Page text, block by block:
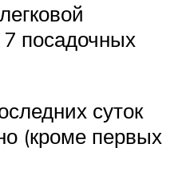
посадочных
суток
(кроме первых